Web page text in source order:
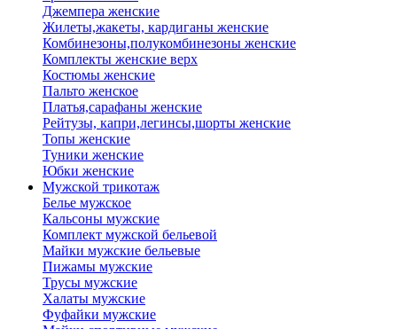
Джемпера женские
Жилеты,жакеты, кардиганы женские
Комбинезоны,полукомбинезоны женские
Комплекты женские верх
Костюмы женские
Пальто женское
Платья,сарафаны женские
Рейтузы, капри,легинсы,шорты женские
Топы женские
Туники женские
Юбки женские
Мужской трикотаж
Белье мужское
Кальсоны мужские
Комплект мужской бельевой
Майки мужские бельевые
Пижамы мужские
Трусы мужские
Халаты мужские
Фуфайки мужские